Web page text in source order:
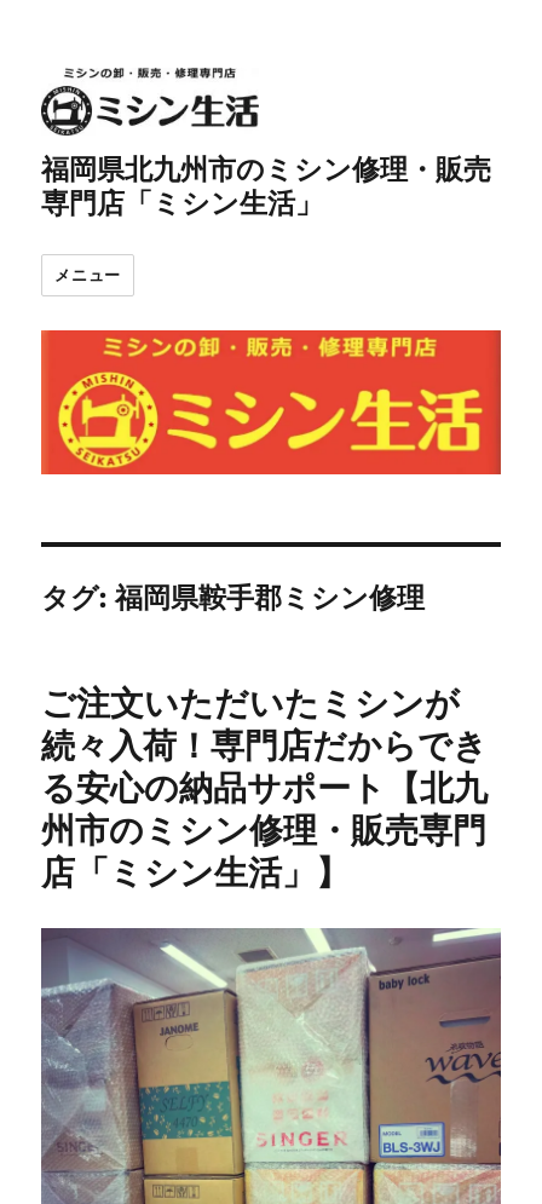
福岡県北九州市のミシン修理・販売
専門店「ミシン生活」
メニュー
タグ:福岡県鞍手郡ミシン修理
ご注文いただいたミシンが
続々入荷！専門店だからでき
る安心の納品サポート【北九
州市のミシン修理・販売専門
店「ミシン生活」】